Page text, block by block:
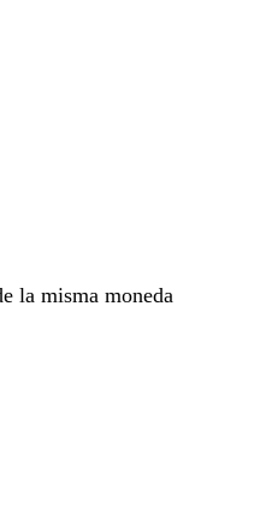
la misma moneda